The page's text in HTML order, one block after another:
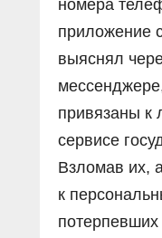
номера
приложение
выяснял
привязаны к
сервисе
Взломав их,
к